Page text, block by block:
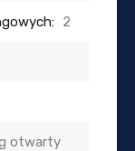
2
otwarty